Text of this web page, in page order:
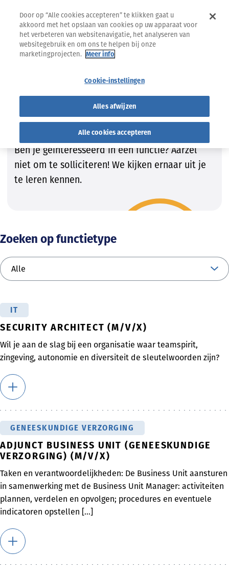
Vind de job die bij JOU past!
Wij zijn steeds op zoek naar getalenteerde
kandidaten om onze teams te vervolledigen.
Ben je geïnteresseerd in een functie? Aarzel
niet om te solliciteren! We kijken ernaar uit je
te leren kennen.
Zoeken op functietype
IT
SECURITY ARCHITECT (M/V/X)
Wil je aan de slag bij een organisatie waar teamspirit,
zingeving, autonomie en diversiteit de sleutelwoorden zijn?
GENEESKUNDIGE VERZORGING
ADJUNCT BUSINESS UNIT (GENEESKUNDIGE
VERZORGING) (M/V/X)
Taken en verantwoordelijkheden: De Business Unit aansturen
in samenwerking met de Business Unit Manager: activiteiten
plannen, verdelen en opvolgen; procedures en eventuele
indicatoren opstellen [...]
Door op “Alle cookies accepteren” te klikken gaat u
akkoord met het opslaan van cookies op uw apparaat voor
het verbeteren van websitenavigatie, het analyseren van
websitegebruik en om ons te helpen bij onze
marketingprojecten. Meer info
Cookie-instellingen
Alles afwijzen
Alle cookies accepteren